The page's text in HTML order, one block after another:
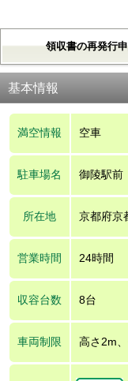
領収書の再発行
基本情報
満空情報 空車
駐車場名 御陵駅前
所在地 京都府京
営業時間 24時間
収容台数 8台
車両制限 高さ2m